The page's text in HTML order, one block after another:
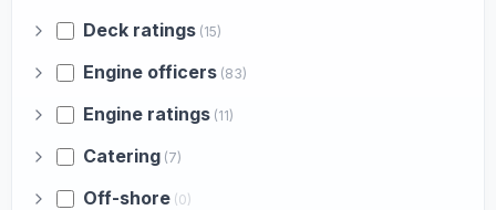
Deck ratings (15)
Engine officers (83)
Engine ratings (11)
Catering (7)
Off-shore (0)